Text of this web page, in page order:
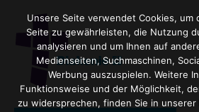
Unsere Seite verwendet Cookies, um
Seite zu gewährleisten, die Nutzung
analysieren und um Ihnen auf
Medienseiten, Suchmaschinen,
Werbung auszuspielen. Weitere
Funktionsweise und der Möglichkeit,
zu widersprechen, finden Sie in